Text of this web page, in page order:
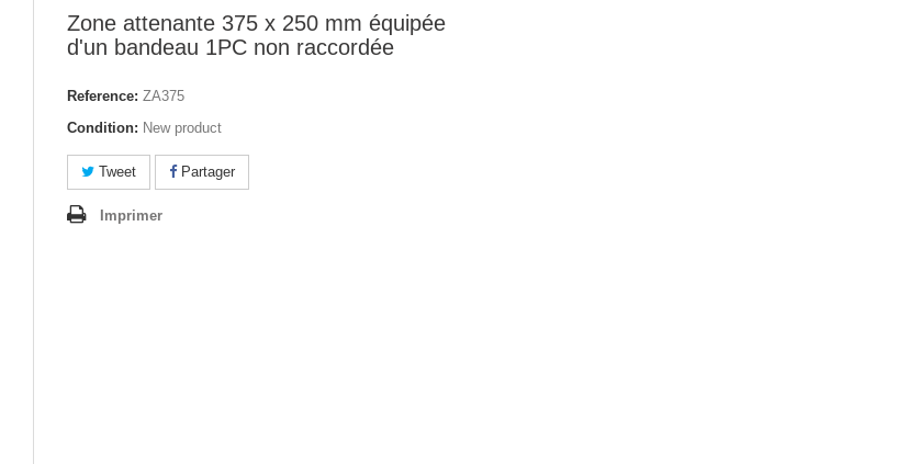
Zone attenante 375 x 250 mm équipée
d'un bandeau 1PC non raccordée
Reference: ZA375
Condition: New product
Tweet Partager
Imprimer